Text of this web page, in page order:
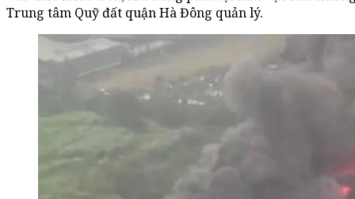
Trung tâm Quỹ đất quận Hà Đông quản lý.